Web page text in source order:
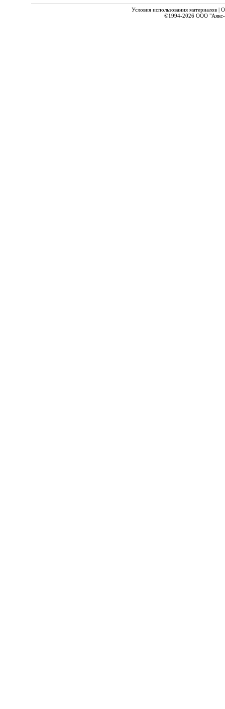
Условия использования материалов| О
©1994-2026 ООО "Аякс-